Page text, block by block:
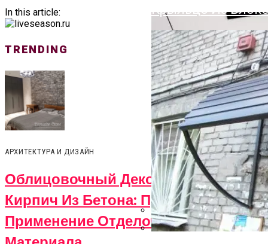
Крыльцо Из
In this article:
TRENDING
АРХИТЕКТУРА И ДИЗАЙН
Облицовочный Декоративный
Кирпич Из Бетона: Преимущества И
Применение Отделочного